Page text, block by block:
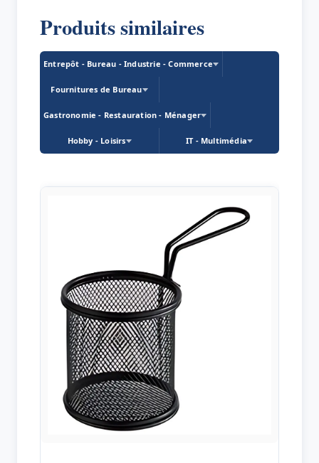
Produits similaires
Entrepôt - Bureau - Industrie - Commerce
Fournitures de Bureau
Gastronomie - Restauration - Ménager
Hobby - Loisirs IT - Multimédia